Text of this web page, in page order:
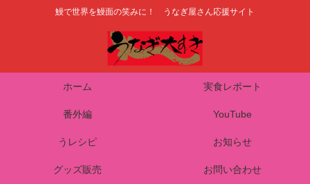
鰻で世界を鰻面の笑みに！ うなぎ屋さん応援サイト
ホーム 実食レポート
番外編 YouTube
うレシピ お知らせ
グッズ販売 お問い合わせ